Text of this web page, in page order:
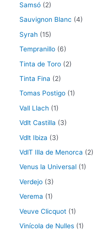
Samsó (2)
Sauvignon Blanc (4)
Syrah (15)
Tempranillo (6)
Tinta de Toro (2)
Tinta Fina (2)
Tomas Postigo (1)
Vall Llach (1)
Vdlt Castilla (3)
Vdlt Ibiza (3)
VdlT Illa de Menorca (2)
Venus la Universal (1)
Verdejo (3)
Verema (1)
Veuve Clicquot (1)
Vinícola de Nulles (1)